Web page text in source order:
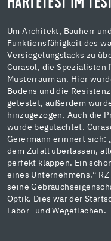
Um Architekt, Bauherr
Funktionsfähigkeit des
Versiegelungslacks zu
Curasol, die Spezialisten
Musterraum an. Hier
Bodens und die
getestet, außerdem
hinzugezogen. Auch die
wurde begutachtet.
Geiermann erinnert sich:
dem Zufall überlassen,
perfekt klappen. Ein
eines Unternehmens.“
seine
Optik. Dies war der
Labor- und Wegeflächen.